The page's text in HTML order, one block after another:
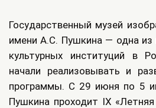
Государственный музей
имени А.С. Пушкина — одна из
культурных институций в
начали реализовывать и
программы. С 29 июня по 5
Пушкина проходит IX